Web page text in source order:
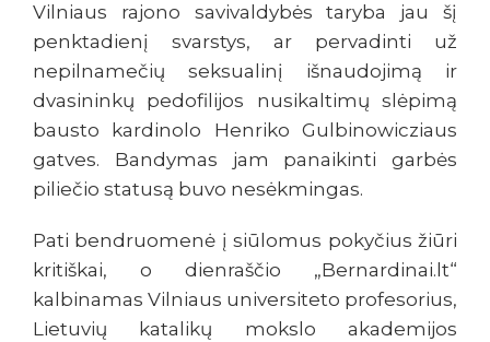
Vilniaus rajono savivaldybės taryba jau šį
penktadienį svarstys, ar pervadinti už
nepilnamečių seksualinį išnaudojimą ir
dvasininkų pedofilijos nusikaltimų slėpimą
bausto kardinolo Henriko Gulbinowicziaus
gatves. Bandymas jam panaikinti garbės
piliečio statusą buvo nesėkmingas.
Pati bendruomenė į siūlomus pokyčius žiūri
kritiškai, o dienraščio „Bernardinai.lt“
kalbinamas Vilniaus universiteto profesorius,
Lietuvių katalikų mokslo akademijos